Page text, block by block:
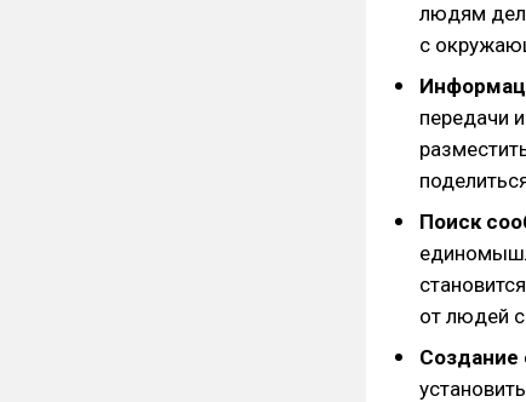
людям
с
передачи
Поиск
от людей
Создание